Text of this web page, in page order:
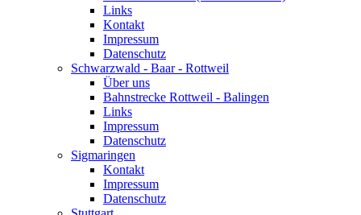
Links
Kontakt
Impressum
Datenschutz
Schwarzwald - Baar - Rottweil
Über uns
Bahnstrecke Rottweil - Balingen
Links
Impressum
Datenschutz
Sigmaringen
Kontakt
Impressum
Datenschutz